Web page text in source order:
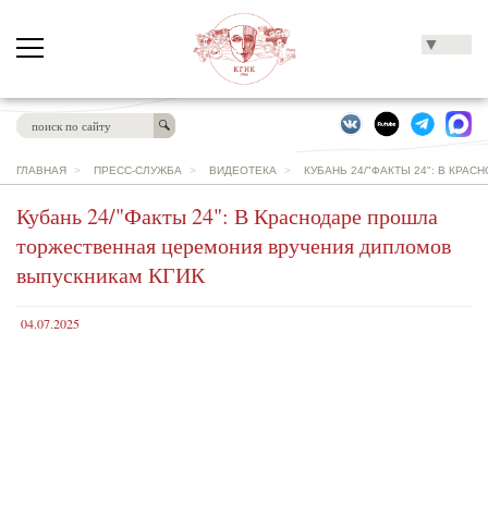
▼
ГЛАВНАЯ > ПРЕСС-СЛУЖБА > ВИДЕОТЕКА > КУБАНЬ 24/"ФАКТЫ 24": В
Кубань 24/"Факты 24": В Краснодаре прошла
торжественная церемония вручения дипломов
выпускникам КГИК
04.07.2025